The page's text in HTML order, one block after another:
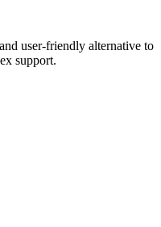
user-friendly alternative to
support.